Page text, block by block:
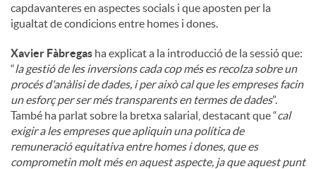
capdavanteres en aspectes socials i que aposten per la
igualtat de condicions entre homes i dones.
Xavier Fàbregas ha explicat a la introducció de la sessió que:
“la gestió de les inversions cada cop més es recolza sobre un
procés d'anàlisi de dades, i per això cal que les empreses facin
un esforç per ser més transparents en termes de dades”.
També ha parlat sobre la bretxa salarial, destacant que “cal
exigir a les empreses que apliquin una política de
remuneració equitativa entre homes i dones, que es
comprometin molt més en aquest aspecte, ja que aquest punt